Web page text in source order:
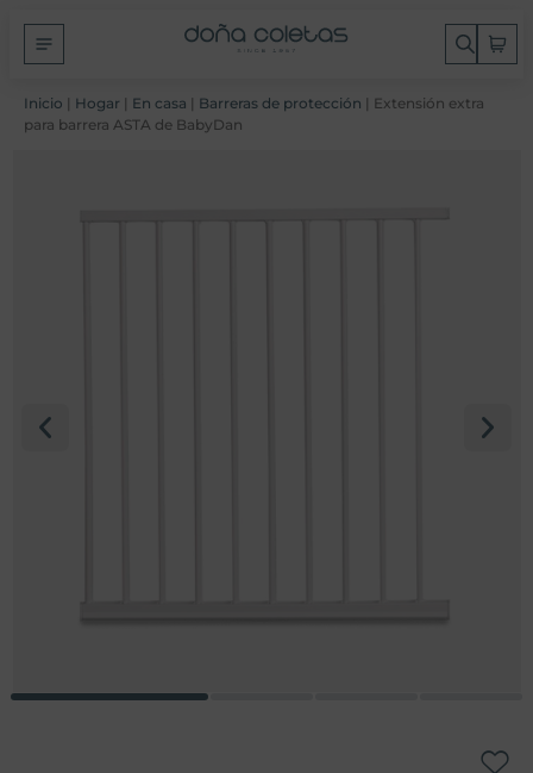
Inicio | Hogar | En casa | Barreras de protección | Extensión extra
para barrera ASTA de BabyDan